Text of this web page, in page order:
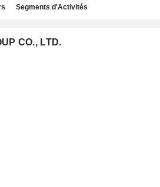
Segments d'Activités
CO., LTD.